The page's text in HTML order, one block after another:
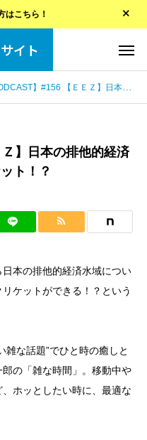
はこちら！
イト
】#156 【ＥＥＺ】日本の排他的経済水域について/六本木クリケット！？
】日本の排他的経済
ト！？
本の排他的経済水域につい
ケットができる！？という
雑な話題”でひと時の癒しと
の「雑な時間」。移動中や
ホッとしたい時に、最適な